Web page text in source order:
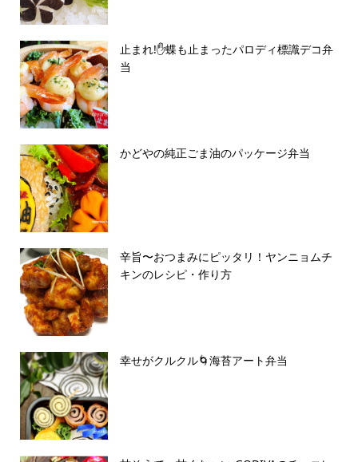
止まれ!✋蝶も止まったパロディ標識デコ弁
当
かどやの純正ごま油のパッケージ弁当
辛旨〜おつまみにピッタリ！ヤンニョムチ
キンのレシピ・作り方
幸せがクルクル🌀海苔アート弁当